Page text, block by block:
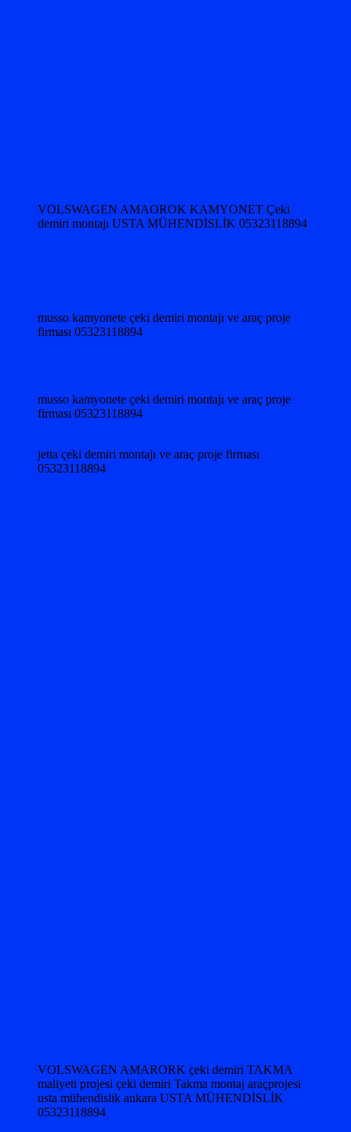
VOLSWAGEN AMAOROK KAMYONET Çeki
demiri montajı USTA MÜHENDİSLİK 05323118894
musso kamyonete çeki demiri montajı ve araç proje
firması 05323118894
musso kamyonete çeki demiri montajı ve araç proje
firması 05323118894
jetta çeki demiri montajı ve araç proje firması
05323118894
VOLSWAGEN AMARORK çeki demiri TAKMA
maliyeti projesi çeki demiri Takma montaj araçprojesi
usta mühendislik ankara USTA MÜHENDİSLİK
05323118894